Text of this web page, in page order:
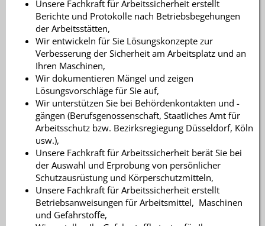
Unsere Fachkraft für Arbeitssicherheit erstellt
Berichte und Protokolle nach Betriebsbegehungen
der Arbeitsstätten,
Wir entwickeln für Sie Lösungskonzepte zur
Verbesserung der Sicherheit am Arbeitsplatz und an
Ihren Maschinen,
Wir dokumentieren Mängel und zeigen
Lösungsvorschläge für Sie auf,
Wir unterstützen Sie bei Behördenkontakten und -
gängen (Berufsgenossenschaft, Staatliches Amt für
Arbeitsschutz bzw. Bezirksregiegung Düsseldorf, Köln
usw.),
Unsere Fachkraft für Arbeitssicherheit berät Sie bei
der Auswahl und Erprobung von persönlicher
Schutzausrüstung und Körperschutzmitteln,
Unsere Fachkraft für Arbeitssicherheit erstellt
Betriebsanweisungen für Arbeitsmittel, Maschinen
und Gefahrstoffe,